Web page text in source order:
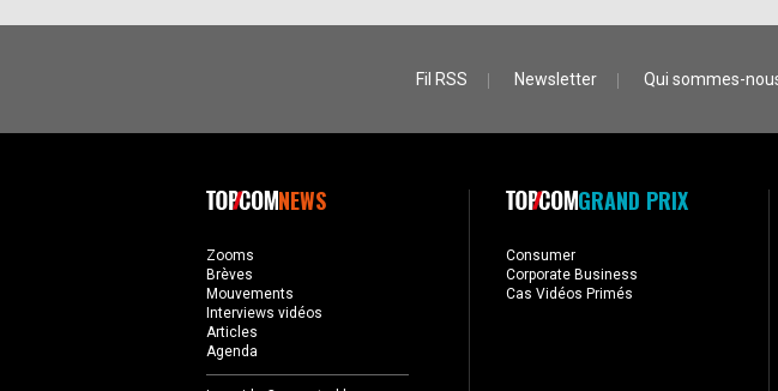
Fil RSS Newsletter Qui sommes-
NEWS
Zooms
Brèves
Mouvements
Interviews vidéos
Articles
Agenda
GRAND PRIX
Consumer
Corporate Business
Cas Vidéos Primés